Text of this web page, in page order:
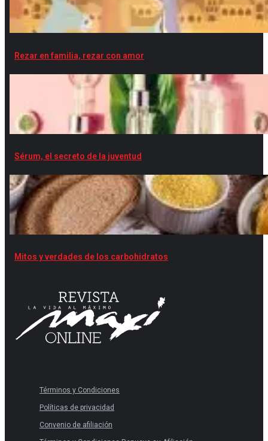
Rezar en familia, rezar con amor
Sérum, el secreto de la juventud
Mitos y verdades de los carbohidratos
Términos y Condiciones
Políticas de privacidad
Convenio de afiliación